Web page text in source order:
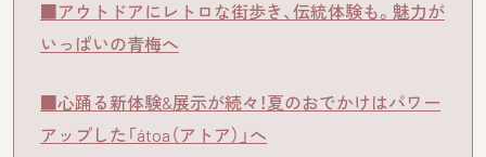
■アウトドアにレトロな街歩き、伝統体験も。魅力が
いっぱいの青梅へ
■心踊る新体験&展示が続々！夏のおでかけはパワー
アップした「átoa（アトア）」へ